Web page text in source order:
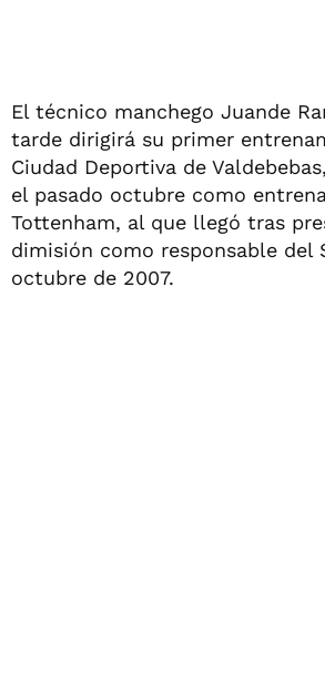
El técnico manchego Juande
tarde dirigirá su primer
Ciudad Deportiva de
el pasado octubre como
Tottenham, al que llegó tras
dimisión como responsable del
octubre de 2007.